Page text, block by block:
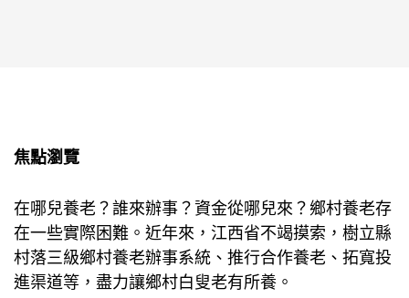
焦點瀏覽
在哪兒養老？誰來辦事？資金從哪兒來？鄉村養老存
在一些實際困難。近年來，江西省不竭摸索，樹立縣
村落三級鄉村養老辦事系統、推行合作養老、拓寬投
進渠道等，盡力讓鄉村白叟老有所養。